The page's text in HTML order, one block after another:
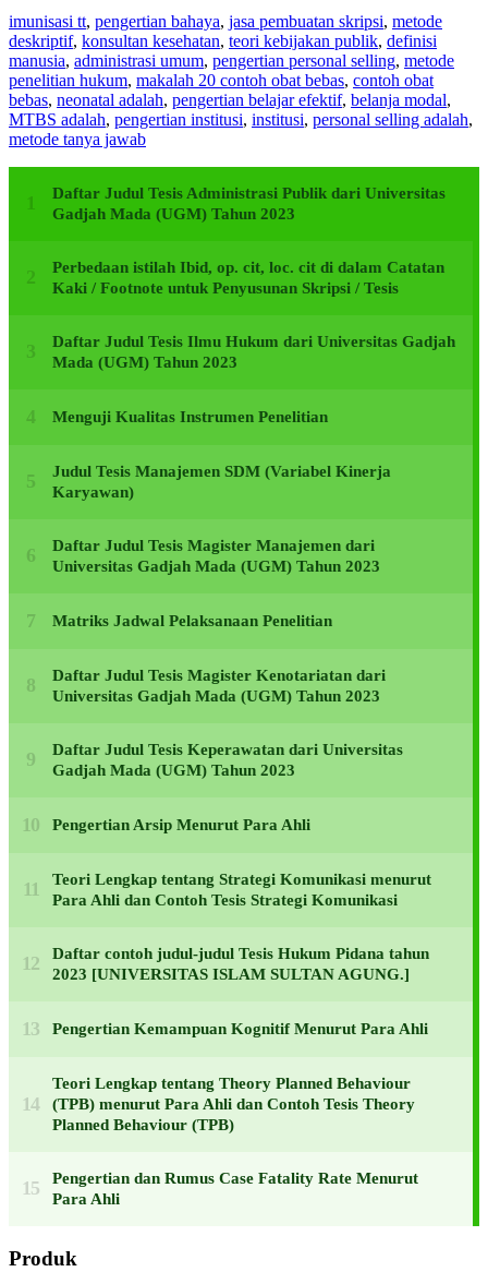
imunisasi tt, pengertian bahaya, jasa pembuatan skripsi, metode
deskriptif, konsultan kesehatan, teori kebijakan publik, definisi
manusia, administrasi umum, pengertian personal selling, metode
penelitian hukum, makalah 20 contoh obat bebas, contoh obat
bebas, neonatal adalah, pengertian belajar efektif, belanja modal,
MTBS adalah, pengertian institusi, institusi, personal selling adalah,
metode tanya jawab
Daftar Judul Tesis Administrasi Publik dari Universitas
Gadjah Mada (UGM) Tahun 2023
Perbedaan istilah Ibid, op. cit, loc. cit di dalam Catatan
Kaki / Footnote untuk Penyusunan Skripsi / Tesis
Daftar Judul Tesis Ilmu Hukum dari Universitas Gadjah
Mada (UGM) Tahun 2023
Menguji Kualitas Instrumen Penelitian
Judul Tesis Manajemen SDM (Variabel Kinerja
Karyawan)
Daftar Judul Tesis Magister Manajemen dari
Universitas Gadjah Mada (UGM) Tahun 2023
Matriks Jadwal Pelaksanaan Penelitian
Daftar Judul Tesis Magister Kenotariatan dari
Universitas Gadjah Mada (UGM) Tahun 2023
Daftar Judul Tesis Keperawatan dari Universitas
Gadjah Mada (UGM) Tahun 2023
Pengertian Arsip Menurut Para Ahli
Teori Lengkap tentang Strategi Komunikasi menurut
Para Ahli dan Contoh Tesis Strategi Komunikasi
Daftar contoh judul-judul Tesis Hukum Pidana tahun
2023 [UNIVERSITAS ISLAM SULTAN AGUNG.]
Pengertian Kemampuan Kognitif Menurut Para Ahli
Teori Lengkap tentang Theory Planned Behaviour
(TPB) menurut Para Ahli dan Contoh Tesis Theory
Planned Behaviour (TPB)
Pengertian dan Rumus Case Fatality Rate Menurut
Para Ahli
Produk